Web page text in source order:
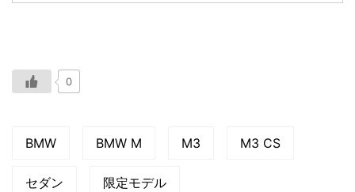
0
BMW BMW M M3 M3 CS
セダン 限定モデル